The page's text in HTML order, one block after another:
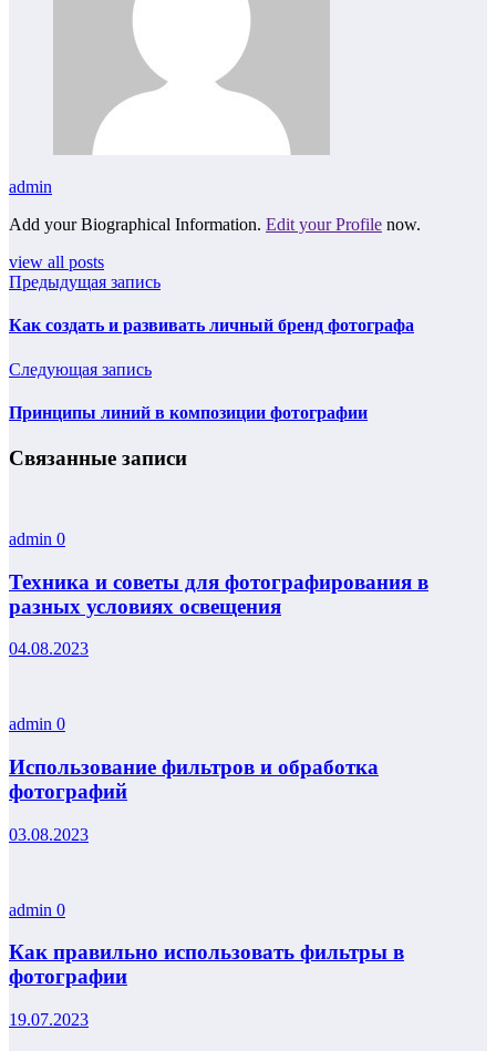
admin
Add your Biographical Information. Edit your Profile now.
view all posts
Предыдущая запись
Как создать и развивать личный бренд фотографа
Следующая запись
Принципы линий в композиции фотографии
Связанные записи
admin 0
Техника и советы для фотографирования в
разных условиях освещения
04.08.2023
admin 0
Использование фильтров и обработка
фотографий
03.08.2023
admin 0
Как правильно использовать фильтры в
фотографии
19.07.2023